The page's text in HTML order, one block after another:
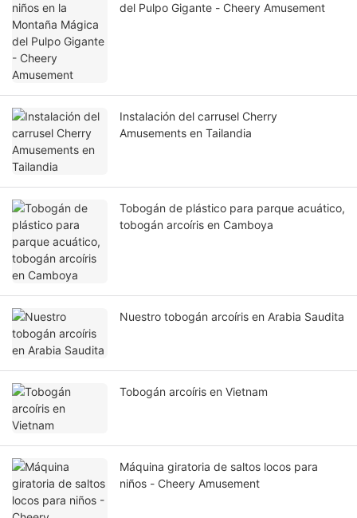
del Pulpo Gigante - Cheery Amusement
Instalación del carrusel Cherry
Amusements en Tailandia
Tobogán de plástico para parque acuático,
tobogán arcoíris en Camboya
Nuestro tobogán arcoíris en Arabia Saudita
Tobogán arcoíris en Vietnam
Máquina giratoria de saltos locos para
niños - Cheery Amusement